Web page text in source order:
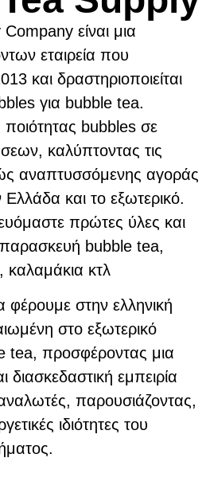
είναι μια
εταιρεία που
και δραστηριοποιείται
για bubble tea.
bubbles σε
καλύπτοντας τις
αναπτυσσόμενης αγοράς
και το εξωτερικό.
πρώτες ύλες και
bubble tea,
καλαμάκια κτλ
φέρουμε στην ελληνική
στο εξωτερικό
tea, προσφέροντας μια
διασκεδαστική εμπειρία
παρουσιάζοντας,
ιδιότητες του